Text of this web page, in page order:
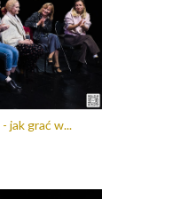
jak grać w...